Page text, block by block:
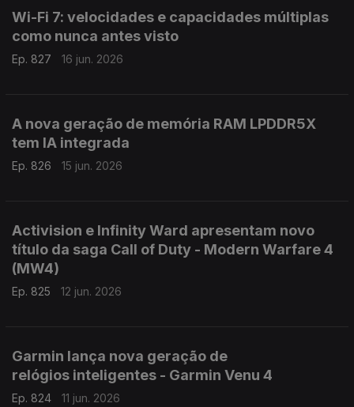
Wi-Fi 7: velocidades e capacidades múltiplas
como nunca antes visto
Ep. 827 16 jun. 2026
A nova geração de memória RAM LPDDR5X
tem IA integrada
Ep. 826 15 jun. 2026
Activision e Infinity Ward apresentam novo
título da saga Call of Duty - Modern Warfare 4
(MW4)
Ep. 825 12 jun. 2026
Garmin lança nova geração de
relógios inteligentes - Garmin Venu 4
Ep. 824 11 jun. 2026